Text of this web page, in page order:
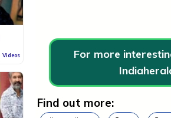
Videos For more
Find out more: